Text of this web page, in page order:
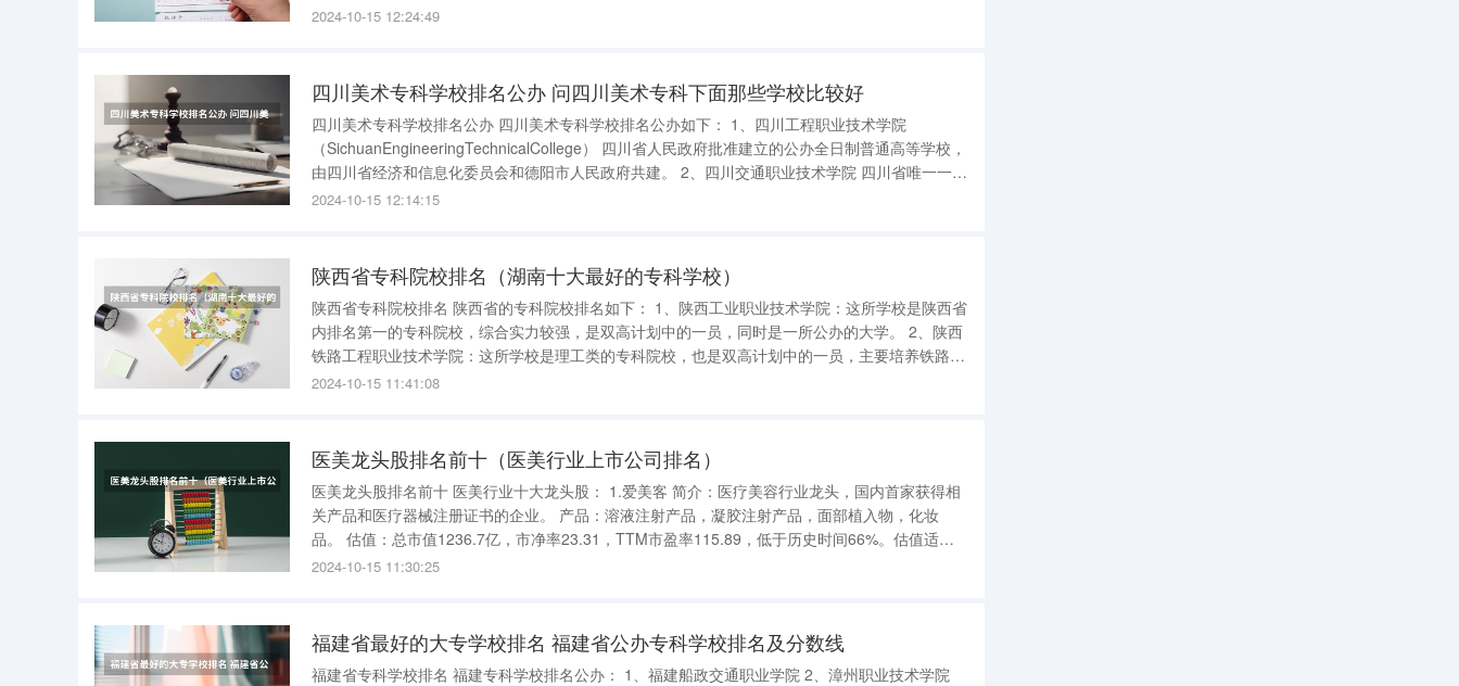
2018年入选北京市特色高水平职业院校建设计划 。2019年12月，被教育部、财政部列入国家“双
2024-10-15 12:24:49
四川美术专科学校排名公办 问四川美术专科下面那些学校比较好
四川美术专科学校排名公办 四川美术专科学校排名公办如下： 1、四川工程职业技术学院
（SichuanEngineeringTechnicalCollege） 四川省人民政府批准建立的公办全日制普通高等学校，
由四川省经济和信息化委员会和德阳市人民政府共建。 2、四川交通职业技术学院 四川省唯一一所
公办全日制交通类高职院校，隶属四川省交通运输厅；入选中国特色高水平高职学校和专业
2024-10-15 12:14:15
陕西省专科院校排名（湖南十大最好的专科学校）
陕西省专科院校排名 陕西省的专科院校排名如下： 1、陕西工业职业技术学院：这所学校是陕西省
内排名第一的专科院校，综合实力较强，是双高计划中的一员，同时是一所公办的大学。 2、陕西
铁路工程职业技术学院：这所学校是理工类的专科院校，也是双高计划中的一员，主要培养铁路建
设方面的人才。 3、西安航空职业技术学院：这所学校是理工类的专科院校，也是双高计划中的一
2024-10-15 11:41:08
医美龙头股排名前十（医美行业上市公司排名）
医美龙头股排名前十 医美行业十大龙头股： 1.爱美客 简介：医疗美容行业龙头，国内首家获得相
关产品和医疗器械注册证书的企业。 产品：溶液注射产品，凝胶注射产品，面部植入物，化妆
品。 估值：总市值1236.7亿，市净率23.31，TTM市盈率115.89，低于历史时间66%。估值适
中。 2.华西生物 简介：专注于透明质酸等生物活性物质的主要产品和生物医用材料的终端产品。
2024-10-15 11:30:25
福建省最好的大专学校排名 福建省公办专科学校排名及分数线
福建省专科学校排名 福建专科学校排名公办： 1、福建船政交通职业学院 2、漳州职业技术学院